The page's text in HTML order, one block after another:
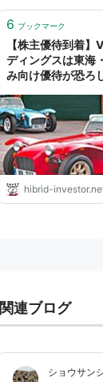
6 ブックマーク
【株主優待到着】
ディングスは東海
み向け優待が恐ろ
ア民のハイブリッ
約日記～
hibrid-
関連ブログ
ショウサン